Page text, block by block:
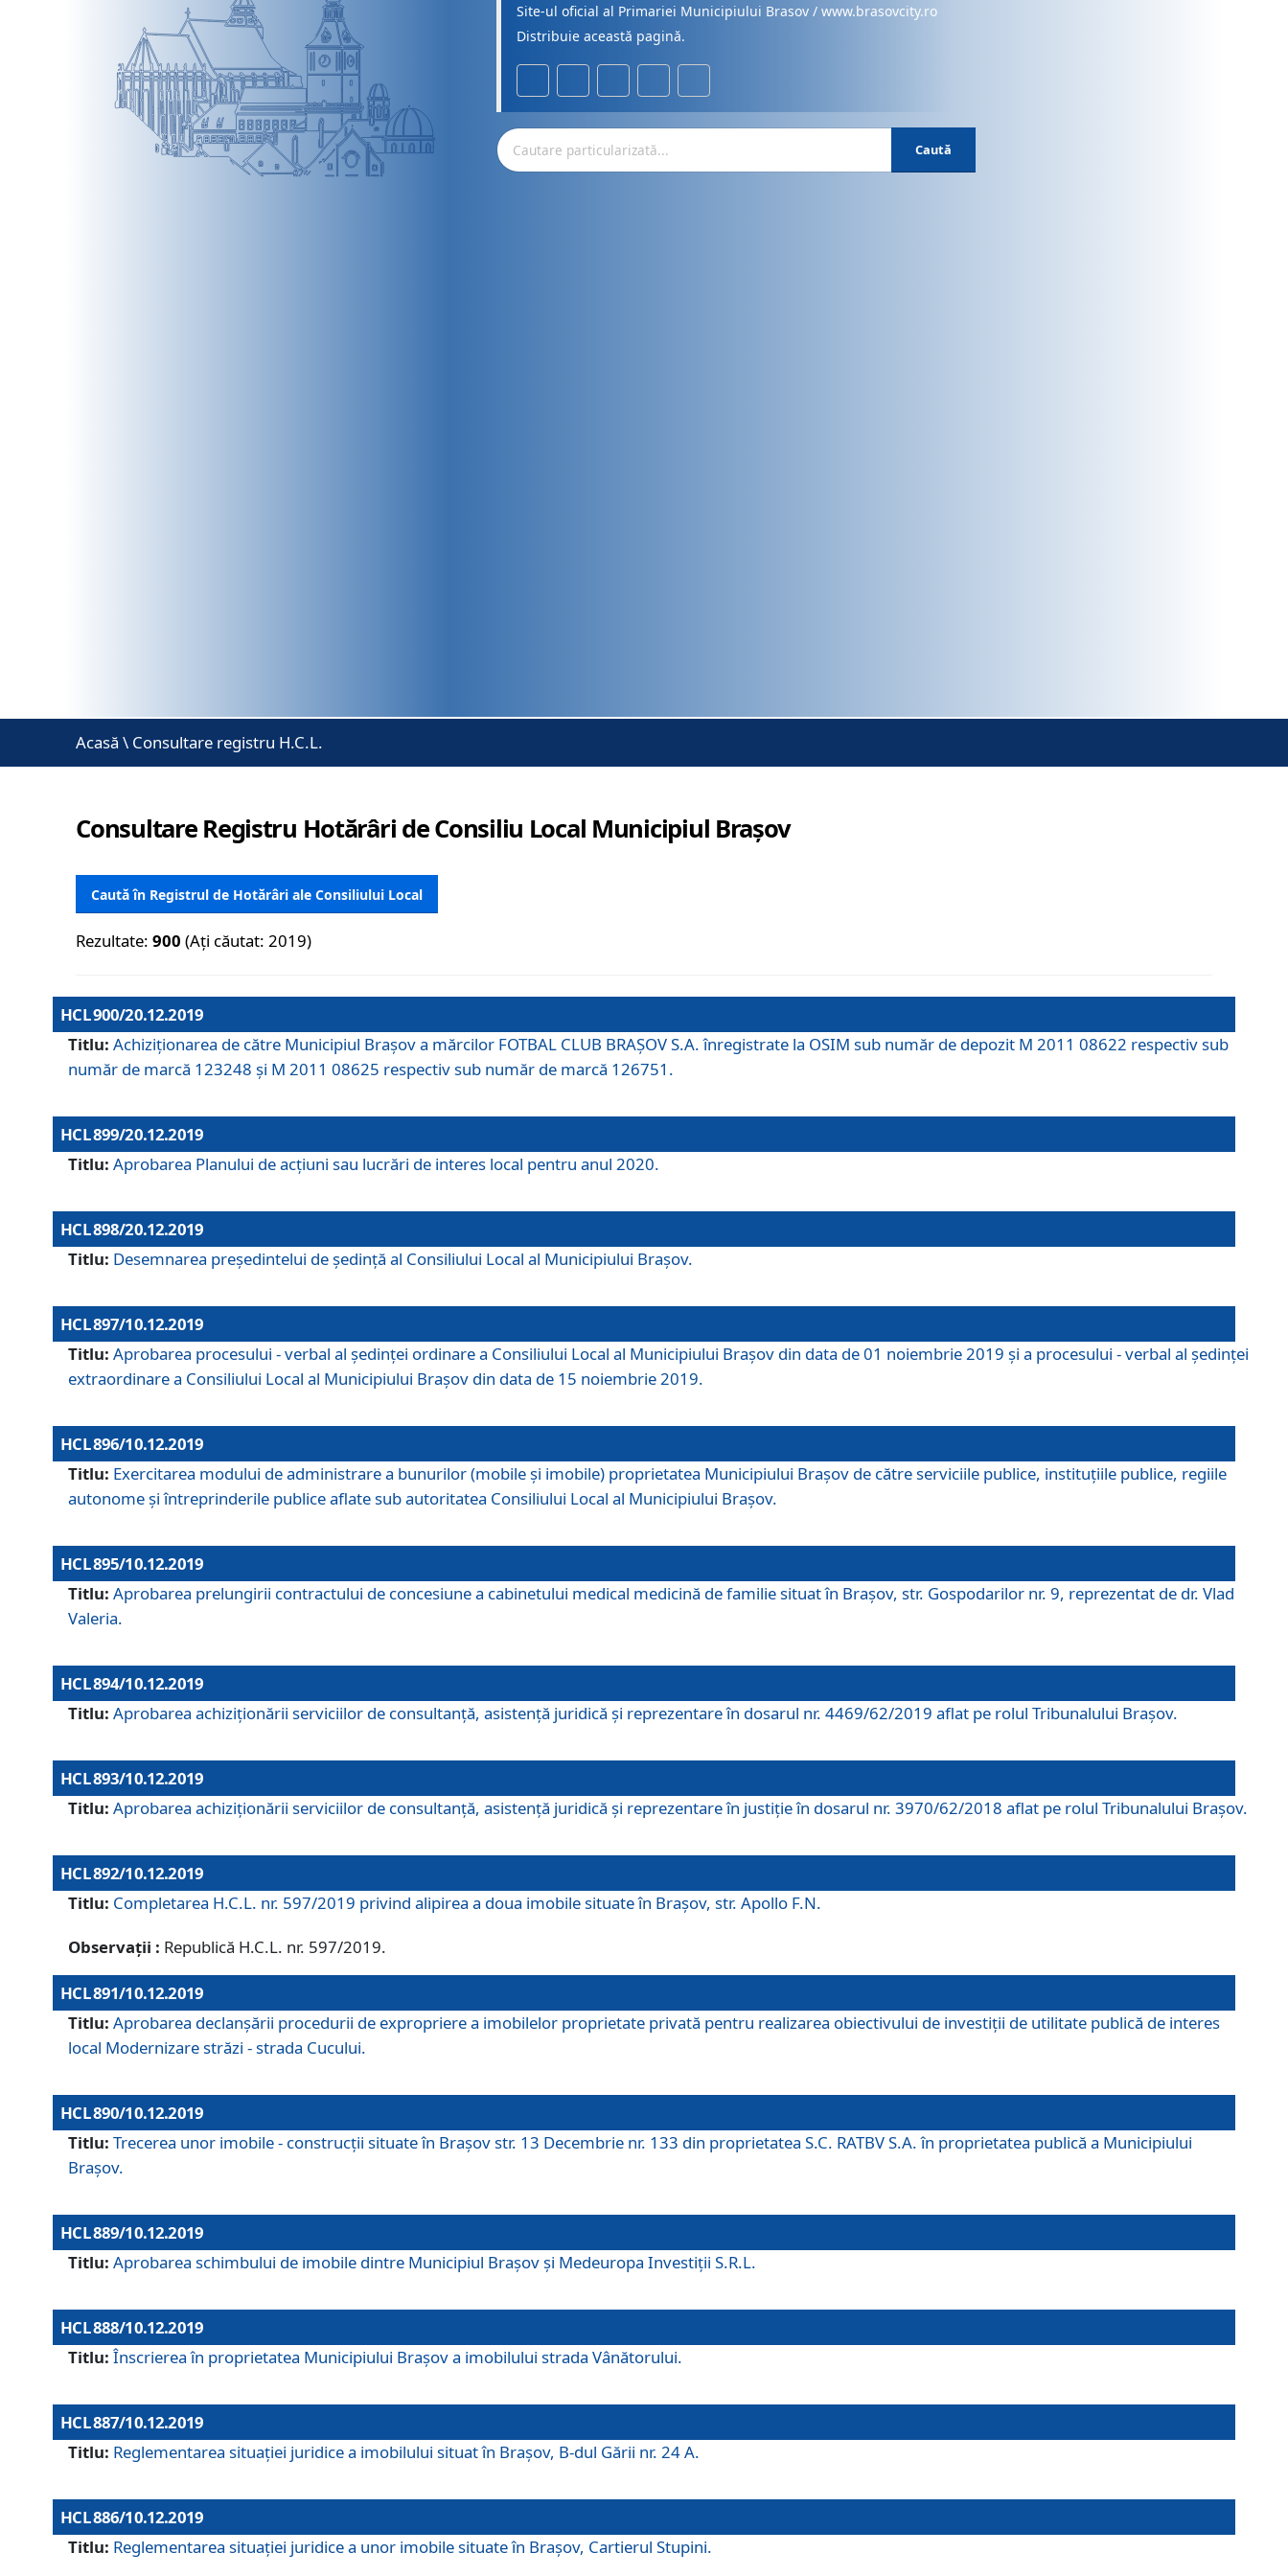
Site-ul oficial al Primariei Municipiului Brasov / www.brasovcity.ro
Distribuie această pagină.
Caută
Acasă \ Consultare registru H.C.L.
Consultare Registru Hotărâri de Consiliu Local Municipiul Brașov
Caută în Registrul de Hotărâri ale Consiliului Local
Rezultate:900 (Ați căutat: 2019)
HCL 900/20.12.2019
Titlu: Achiziționarea de către Municipiul Brașov a mărcilor FOTBAL CLUB BRAȘOV S.A. înregistrate la OSIM sub număr de depozit M 2011 08622 respectiv sub
număr de marcă 123248 și M 2011 08625 respectiv sub număr de marcă 126751.
HCL 899/20.12.2019
Titlu: Aprobarea Planului de acţiuni sau lucrări de interes local pentru anul 2020.
HCL 898/20.12.2019
Titlu: Desemnarea preşedintelui de şedinţă al Consiliului Local al Municipiului Braşov.
HCL 897/10.12.2019
Titlu: Aprobarea procesului - verbal al şedinţei ordinare a Consiliului Local al Municipiului Brașov din data de 01 noiembrie 2019 și a procesului - verbal al ședinței
extraordinare a Consiliului Local al Municipiului Brașov din data de 15 noiembrie 2019.
HCL 896/10.12.2019
Titlu: Exercitarea modului de administrare a bunurilor (mobile și imobile) proprietatea Municipiului Brașov de către serviciile publice, instituțiile publice, regiile
autonome și întreprinderile publice aflate sub autoritatea Consiliului Local al Municipiului Brașov.
HCL 895/10.12.2019
Titlu: Aprobarea prelungirii contractului de concesiune a cabinetului medical medicină de familie situat în Braşov, str. Gospodarilor nr. 9, reprezentat de dr. Vlad
Valeria.
HCL 894/10.12.2019
Titlu: Aprobarea achiziţionării serviciilor de consultanţă, asistenţă juridică şi reprezentare în dosarul nr. 4469/62/2019 aflat pe rolul Tribunalului Braşov.
HCL 893/10.12.2019
Titlu: Aprobarea achiziţionării serviciilor de consultanţă, asistenţă juridică şi reprezentare în justiţie în dosarul nr. 3970/62/2018 aflat pe rolul Tribunalului Braşov.
HCL 892/10.12.2019
Titlu: Completarea H.C.L. nr. 597/2019 privind alipirea a doua imobile situate în Brașov, str. Apollo F.N.
Observații : Republică H.C.L. nr. 597/2019.
HCL 891/10.12.2019
Titlu: Aprobarea declanșării procedurii de expropriere a imobilelor proprietate privată pentru realizarea obiectivului de investiții de utilitate publică de interes
local Modernizare străzi - strada Cucului.
HCL 890/10.12.2019
Titlu: Trecerea unor imobile - construcții situate în Brașov str. 13 Decembrie nr. 133 din proprietatea S.C. RATBV S.A. în proprietatea publică a Municipiului
Brașov.
HCL 889/10.12.2019
Titlu: Aprobarea schimbului de imobile dintre Municipiul Brașov și Medeuropa Investiții S.R.L.
HCL 888/10.12.2019
Titlu: Înscrierea în proprietatea Municipiului Braşov a imobilului strada Vânătorului.
HCL 887/10.12.2019
Titlu: Reglementarea situației juridice a imobilului situat în Brașov, B-dul Gării nr. 24 A.
HCL 886/10.12.2019
Titlu: Reglementarea situaţiei juridice a unor imobile situate în Braşov, Cartierul Stupini.